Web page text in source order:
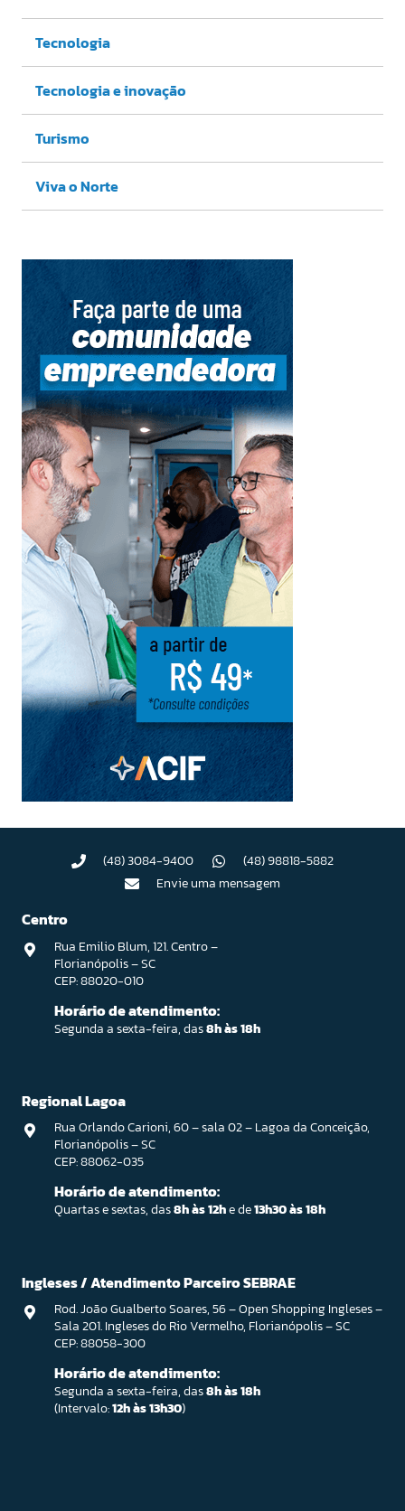
Tecnologia
Tecnologia e inovação
Turismo
Viva o Norte
(48) 3084-9400
(48) 98818-5882
Envie uma mensagem
Centro
Rua Emilio Blum, 121. Centro –
Florianópolis – SC
CEP: 88020-010
Horário de atendimento:
Segunda a sexta-feira, das8h às 18h
Regional Lagoa
Rua Orlando Carioni, 60 – sala 02 – Lagoa da Conceição,
Florianópolis – SC
CEP: 88062-035
Horário de atendimento:
Quartas e sextas, das8h às 12he de13h30 às 18h
Ingleses / Atendimento Parceiro SEBRAE
Rod. João Gualberto Soares, 56 – Open Shopping Ingleses –
Sala 201. Ingleses do Rio Vermelho, Florianópolis – SC
CEP: 88058-300
Horário de atendimento:
Segunda a sexta-feira, das8h às 18h
(Intervalo:12h às 13h30)